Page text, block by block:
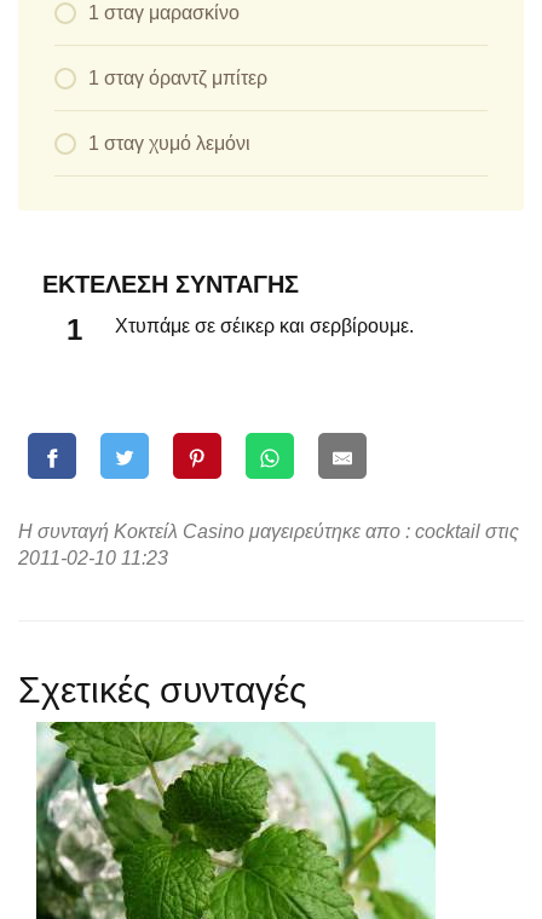
1 σταγ μαρασκίνο
1 σταγ όραντζ μπίτερ
1 σταγ χυμό λεμόνι
ΕΚΤΈΛΕΣΗ ΣΥΝΤΑΓΉΣ
Χτυπάμε σε σέικερ και σερβίρουμε.
Η συνταγή Κοκτείλ Casino μαγειρεύτηκε απο : cocktail στις
2011-02-10 11:23
Σχετικές συνταγές